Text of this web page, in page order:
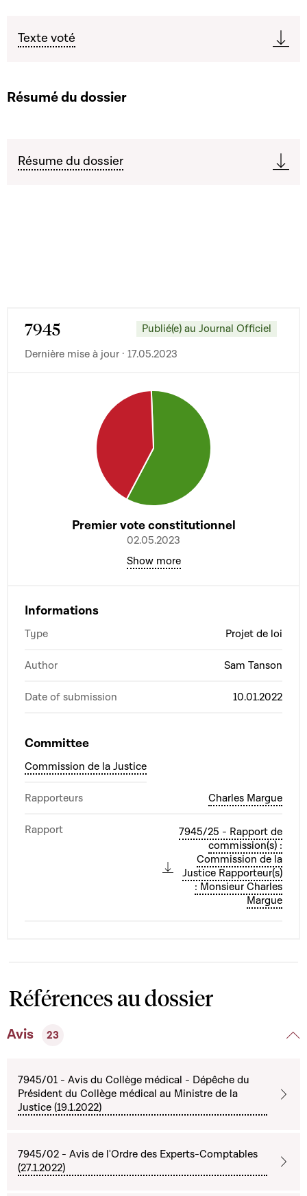
Texte voté
Résumé du dossier
Résume du dossier
7945
Publié(e) au Journal Officiel
Dernière mise à jour · 17.05.2023
Premier vote constitutionnel
02.05.2023
Show more
Informations
Type Projet de loi
Author Sam Tanson
Date of submission 10.01.2022
Committee
Commission de la Justice
Rapporteurs Charles Margue
Rapport
7945/25 - Rapport de
commission(s) :
Commission de la
Justice Rapporteur(s)
: Monsieur Charles
Margue
Références au dossier
Avis 23
7945/01 - Avis du Collège médical - Dépêche du
Président du Collège médical au Ministre de la
Justice (19.1.2022)
7945/02 - Avis de l'Ordre des Experts-Comptables
(27.1.2022)